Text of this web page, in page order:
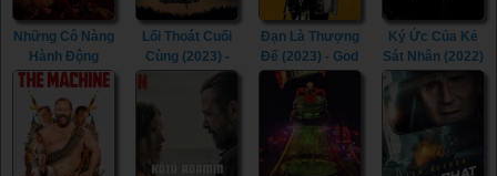
Những Cô Nàng
Hành Động
(2023) -
Sheroes (2023)
Lối Thoát Cuối
Cùng (2023) -
Little Bone
Đạn Là Thượng
Đế (2023) - God
Is a Bullet
(2023)
Ký Ức Của Kẻ
Sát Nhân (2022)
- Memory (2022)